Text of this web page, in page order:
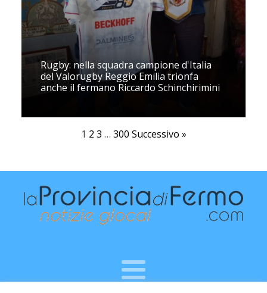
Rugby: nella squadra campione d'Italia
del Valorugby Reggio Emilia trionfa
anche il fermano Riccardo Schinchirimini
1 2 3 … 300 Successivo »